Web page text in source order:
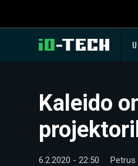
Kaleido
6.2.2020 - 22:50 Petrus